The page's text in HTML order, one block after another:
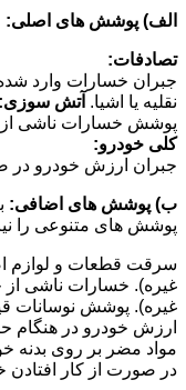
الف) پوشش های اصلی:
تصادفات:
جبران خسارات وارد
نقلیه یا اشیا. آتش سوزی:
پوشش خسارات ناشی از
کلی خودرو:
جبران ارزش خودرو
ب) پوشش های اضافی:
پوشش های متنوعی را
سرقت قطعات و لوازم
غیره). خسارات ناشی
غیره). پوشش نوسانات
ارزش خودرو در هنگام
مواد مضر بر روی بدنه
در صورت از کار افتادن